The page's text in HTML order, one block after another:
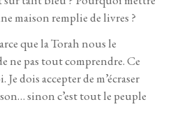
maison remplie de livres ?
que la Torah nous le
ne pas tout comprendre. Ce
dois accepter de m’écraser
sinon c’est tout le peuple